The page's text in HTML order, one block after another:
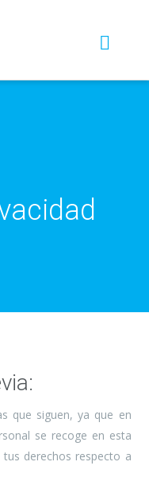
que siguen, ya que en
se recoge en esta
derechos respecto a